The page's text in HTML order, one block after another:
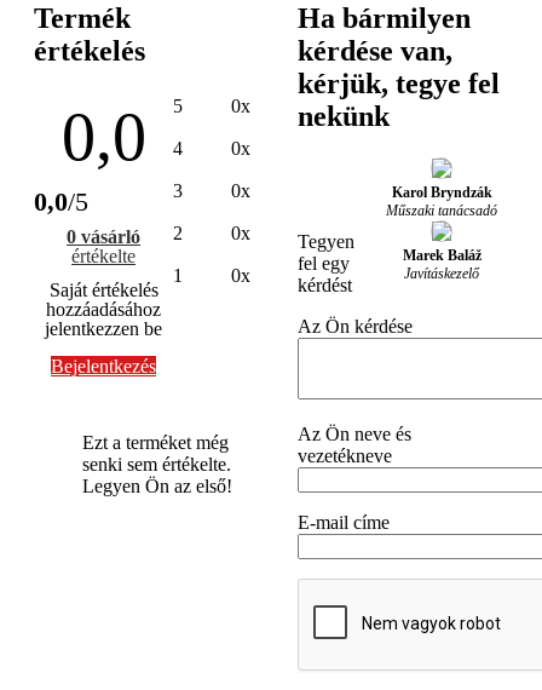
Termék
értékelés
0,0
0,0/5
0 vásárló
értékelte
Saját értékelés
hozzáadásához
jelentkezzen be
Bejelentkezés
5 0x
4 0x
3 0x
2 0x
1 0x
Ezt a terméket még
senki sem értékelte.
Legyen Ön az első!
Ha bármilyen
kérdése van,
kérjük, tegye fel
nekünk
Karol Bryndzák
Műszaki tanácsadó
Marek Baláž
Javításkezelő
Tegyen
fel egy
kérdést
Az Ön kérdése
Az Ön neve és
vezetékneve
E-mail címe